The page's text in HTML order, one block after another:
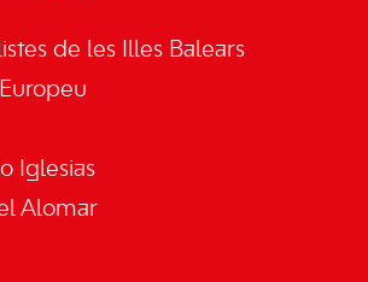
de les Illes Balears
Iglesias
Alomar